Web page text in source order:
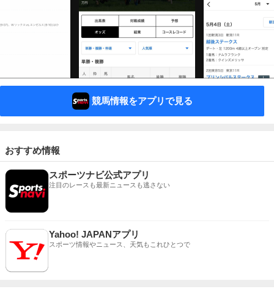
競馬情報をアプリで見る
おすすめ情報
スポーツナビ公式アプリ
注目のレースも最新ニュースも逃さない
Yahoo! JAPANアプリ
スポーツ情報やニュース、天気もこれひとつで